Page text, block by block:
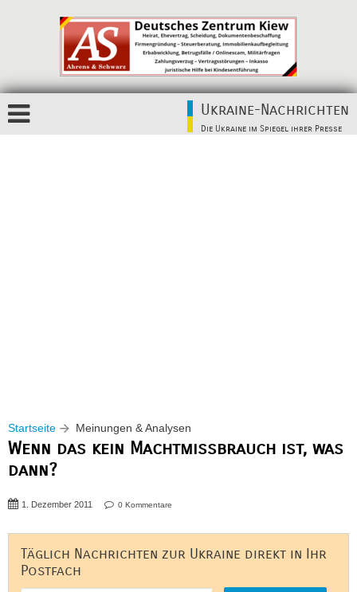
Ukraine-Nachrichten
Die Ukraine im Spiegel ihrer Presse
Startseite Meinungen & Analysen
Wenn das kein Machtmissbrauch ist, was
dann?
1. Dezember 2011 0 Kommentare
Täglich Nachrichten zur Ukraine direkt in Ihr
Postfach